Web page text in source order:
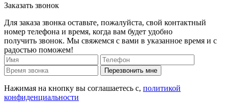
Заказать звонок
Для заказа звонка оставьте, пожалуйста, свой контактный
номер телефона и время, когда вам будет удобно
получить звонок. Мы свяжемся с вами в указанное время и с
радостью поможем!
Перезвонить мне
Нажимая на кнопку вы соглашаетесь с, политикой
конфиденциальности